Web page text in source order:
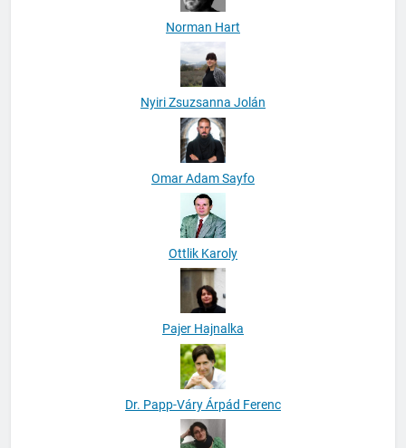
Norman Hart
Nyiri Zsuzsanna Jolán
Omar Adam Sayfo
Ottlik Karoly
Pajer Hajnalka
Dr. Papp-Váry Árpád Ferenc